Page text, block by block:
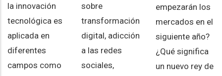
la innovación
tecnológica es
aplicada en
diferentes
campos como
sobre
transformación
digital, adicción
a las redes
sociales,
empezarán los
mercados en el
siguiente año?
¿Qué significa
un nuevo rey de